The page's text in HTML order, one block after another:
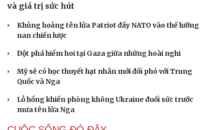
và giá trị sức hút
Khủng hoảng tên lửa Patriot đẩy NATO vào thế lưỡng
nan chiến lược
Đột phá hiếm hoi tại Gaza giữa những hoài nghi
Mỹ sẽ có học thuyết hạt nhân mới đối phó với Trung
Quốc và Nga
Lỗ hổng khiến phòng không Ukraine đuối sức trước
mưa tên lửa Nga